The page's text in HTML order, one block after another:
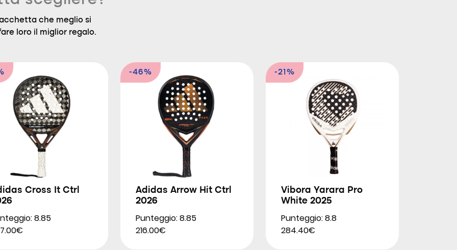
che meglio si
loro il miglior regalo.
Cross It Ctrl
8.85
-46%
Adidas Arrow Hit Ctrl
2026
Punteggio: 8.85
216.00€
-21%
Vibora Yarara Pro
White 2025
Punteggio: 8.8
284.40€